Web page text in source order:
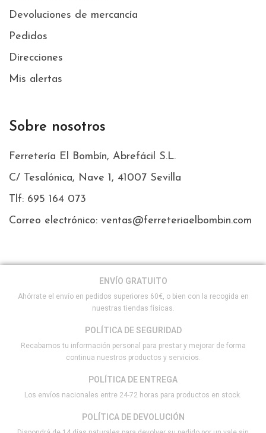
Devoluciones de mercancía
Pedidos
Direcciones
Mis alertas
Sobre nosotros
Ferretería El Bombín, Abrefácil S.L.
C/ Tesalónica, Nave 1, 41007 Sevilla
Tlf: 695 164 073
Correo electrónico: ventas@ferreteriaelbombin.com
ENVÍO GRATUITO
Ahórrate el envío en pedidos superiores 60€, o bien con la recogida en
nuestras tiendas físicas.
POLÍTICA DE SEGURIDAD
Recabamos tu información personal para prestar y mejorar de forma
continua nuestros productos y servicios.
POLÍTICA DE ENTREGA
Los envíos nacionales entre 24-72 horas para productos en stock.
POLÍTICA DE DEVOLUCIÓN